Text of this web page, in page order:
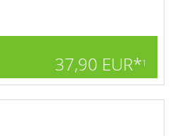
37,90 EUR*1